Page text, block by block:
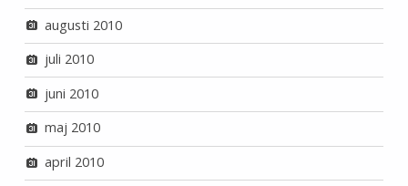
augusti 2010
juli 2010
juni 2010
maj 2010
april 2010